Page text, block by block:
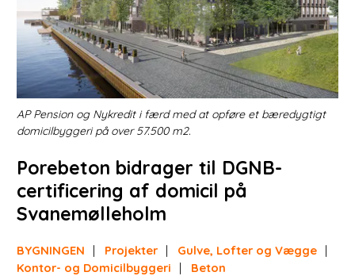
Partnere
Jobportal
AP Pension og Nykredit i færd med at opføre et bæredygtigt
domicilbyggeri på over 57.500 m2.
Porebeton bidrager til DGNB-
certificering af domicil på
Svanemølleholm
BYGNINGEN Projekter
Gulve, Lofter og Vægge
Kontor- og Domicilbyggeri
Beton